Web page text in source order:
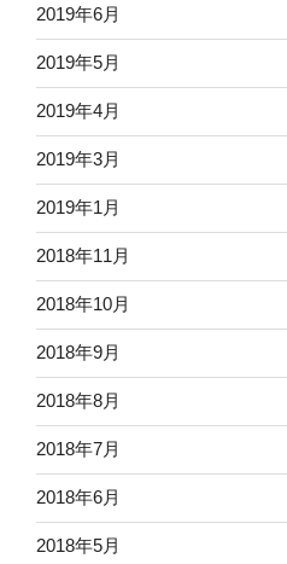
2019年6月
2019年5月
2019年4月
2019年3月
2019年1月
2018年11月
2018年10月
2018年9月
2018年8月
2018年7月
2018年6月
2018年5月